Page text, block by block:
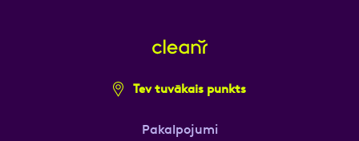
Tev tuvākais punkts
Pakalpojumi